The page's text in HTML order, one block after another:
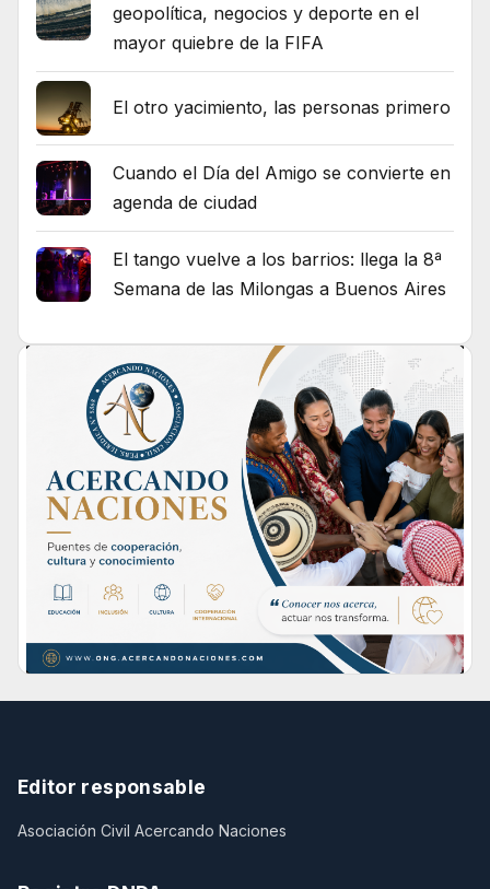
geopolítica, negocios y deporte en el
mayor quiebre de la FIFA
El otro yacimiento, las personas primero
Cuando el Día del Amigo se convierte en
agenda de ciudad
El tango vuelve a los barrios: llega la 8ª
Semana de las Milongas a Buenos Aires
Editor responsable
Asociación Civil Acercando Naciones